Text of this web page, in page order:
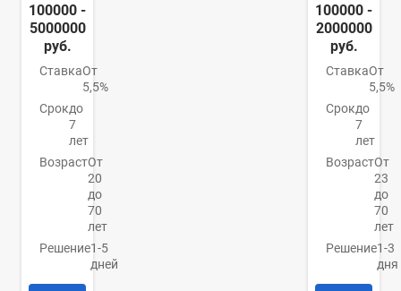
100000 -
5000000
руб.
СтавкаОт
5,5%
Срокдо
7
лет
ВозрастОт
20
до
70
лет
Решение1-5
дней
100000 -
2000000
руб.
СтавкаОт
5,5%
Срокдо
7
лет
ВозрастОт
23
до
70
лет
Решение1-3
дня